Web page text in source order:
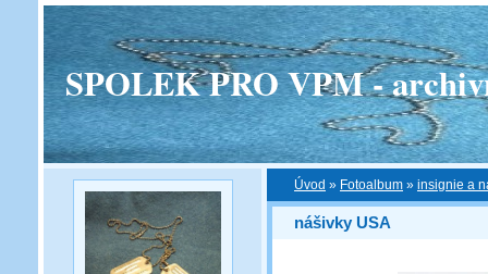
SPOLEK PRO VPM -
Úvod » Fotoalbum » insignie a
nášivky USA